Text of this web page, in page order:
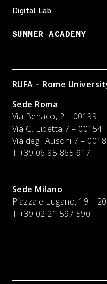
Digital Lab
SUMMER ACADEMY
RUFA – Rome
Sede Roma
Via Benaco, 2 – 00199
Via G. Libetta 7 – 00154
Via degli Ausoni 7 –
T +39 06 85 865 917
Sede Milano
Piazzale Lugano, 19 –
T +39 02 21 597 590